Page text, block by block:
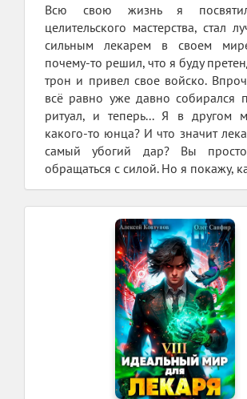
Всю свою жизнь я
целительского мастерства, стал
сильным лекарем в своем
почему-то решил, что я буду
трон и привел свое войско.
всё равно уже давно собирался
ритуал, и теперь... Я в другом
какого-то юнца? И что значит
самый убогий дар? Вы
обращаться с силой. Но я покажу,